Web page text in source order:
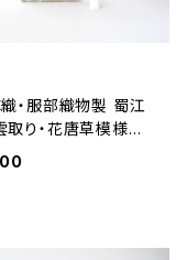
織・服部織物製 蜀江
取り・花唐草模様
帯リメイク バッグチ
型スクエアポーチ】メ